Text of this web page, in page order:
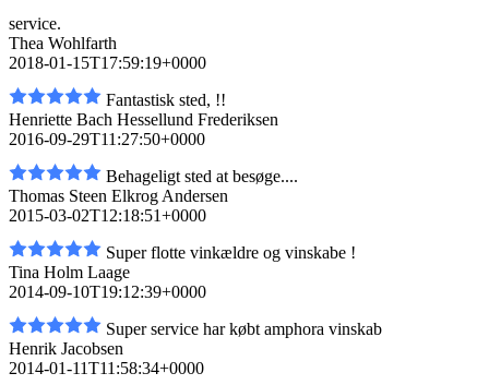
service.
Thea Wohlfarth
2018-01-15T17:59:19+0000
Fantastisk sted, !!
Henriette Bach Hessellund Frederiksen
2016-09-29T11:27:50+0000
Behageligt sted at besøge....
Thomas Steen Elkrog Andersen
2015-03-02T12:18:51+0000
Super flotte vinkældre og vinskabe !
Tina Holm Laage
2014-09-10T19:12:39+0000
Super service har købt amphora vinskab
Henrik Jacobsen
2014-01-11T11:58:34+0000